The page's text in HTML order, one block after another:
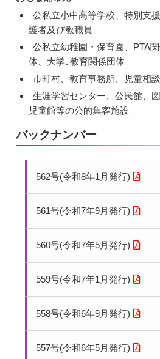
公私立小中高等学校、特別支
護者及び教職員
公私立幼稚園・保育園、PTA
体、大学､教育関係団体
市町村、教育事務所、児童相
生涯学習センター、公民館、
児童館等の公的集客施設
バックナンバー
562号(令和8年1月発行)
561号(令和7年9月発行)
560号(令和7年5月発行)
559号(令和7年1月発行)
558号(令和6年9月発行)
557号(令和6年5月発行)